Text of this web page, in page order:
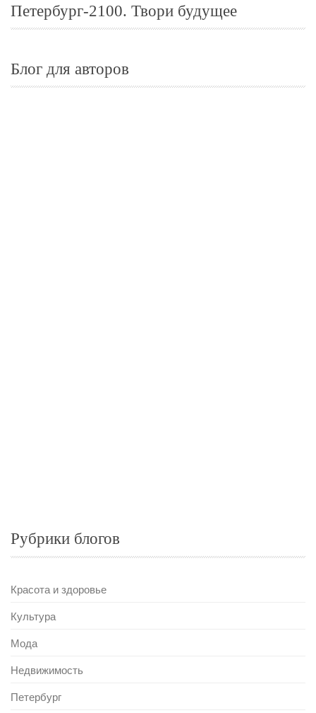
Петербург-2100. Твори будущее
Блог для авторов
Рубрики блогов
Красота и здоровье
Культура
Мода
Недвижимость
Петербург